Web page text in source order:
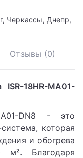
Черкассы, Днепр,
Отзывы (0)
18HR-MA01-
DN8 - это
которая
и обогрева
Благодаря